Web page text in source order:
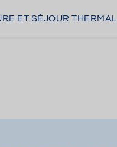
ET SÉJOUR THERMAL